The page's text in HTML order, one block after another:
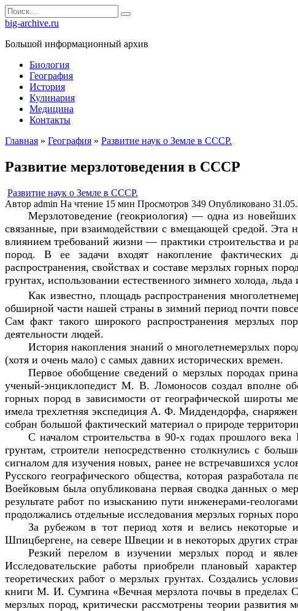
Перейти
к
содержанию
Search
for:
big-archive.ru
Большой информационный архив
Биология
География
История
Кулинария
Медицина
Контакты
Главная » География » Развитие наук о Земле в СССР.
Развитие мерзлотоведения в СССР
Развитие наук о Земле в СССР.
Автор admin На чтение 15 мин Просмотров 349 Опубликовано
Мерзлотоведение (геокриология) — одна из
связанные, при взаимодействии с вмещающей средой. Эта
влиянием требований жизни — практики строительства и
пород. В ее задачи входят накопление фактических
распространения, свойствах и составе мерзлых горных
грунтах, использовании естественного зимнего холода,
Как известно, площадь распространения
обширной части нашей страны в зимний период почти
Сам факт такого широкого распространения мерзлых
деятельности людей.
История накопления знаний о многолетнемерзлых
(хотя и очень мало) с самых давних исторических времен.
Первое обобщение сведений о мерзлых породах
ученый-энциклопедист М. В. Ломоносов создал вполне
горных пород в зависимости от географической широты
имела трехлетняя экспедиция А. Ф. Миддендорфа,
собран большой фактический материал о природе
С началом строительства в 90-х годах прошлого
грунтам, строители непосредственно столкнулись с
сигналом для изучения новых, ранее не встречавшихся
Русского географического общества, которая
Воейковым была опубликована первая сводка данных о
результате работ по изысканию пути инженерами-
продолжались отдельные исследования мерзлых горных
За рубежом в тот период хотя и велись
Шпицбергене, на севере Швеции и в некоторых других
Резкий перелом в изучении мерзлых пород и
Исследовательские работы приобрели плановый
теоретических работ о мерзлых грунтах. Создались
книги М. И. Сумгина «Вечная мерзлота почвы в пределах
мерзлых пород, критически рассмотрены теории